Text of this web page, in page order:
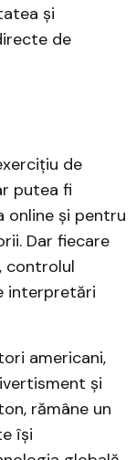
și
de
de
putea fi
online și pentru
Dar fiecare
controlul
interpretări
americani,
și
rămâne un
își